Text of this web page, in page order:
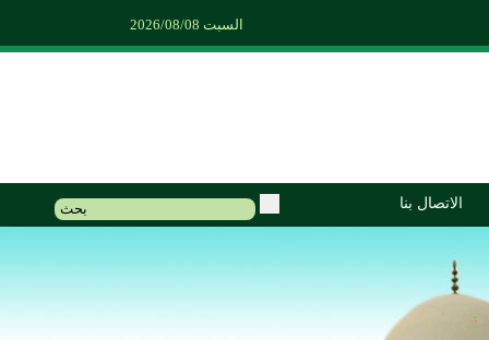
السبت 2026/08/08
الاتصال بنا